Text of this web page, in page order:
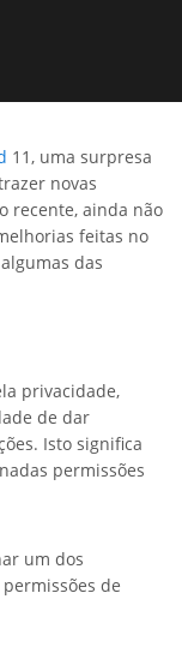
11, uma surpresa
novas
recente, ainda não
feitas no
das
privacidade,
de dar
Isto significa
permissões
um dos
de